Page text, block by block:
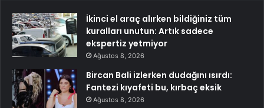
İkinci el araç alırken bildiğiniz tüm
kuralları unutun: Artık sadece
ekspertiz yetmiyor
Ağustos 8, 2026
Bircan Bali izlerken dudağını ısırdı:
Fantezi kıyafeti bu, kırbaç eksik
Ağustos 8, 2026